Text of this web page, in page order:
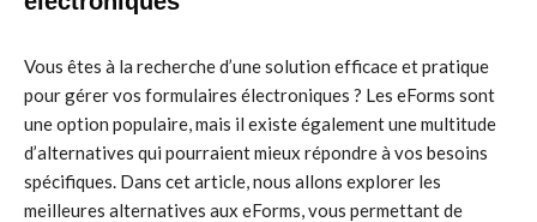
Vous êtes à la recherche d’une solution efficace et pratique
pour gérer vos formulaires électroniques ? Les eForms sont
une option populaire, mais il existe également une multitude
d’alternatives qui pourraient mieux répondre à vos besoins
spécifiques. Dans cet article, nous allons explorer les
meilleures alternatives aux eForms, vous permettant de